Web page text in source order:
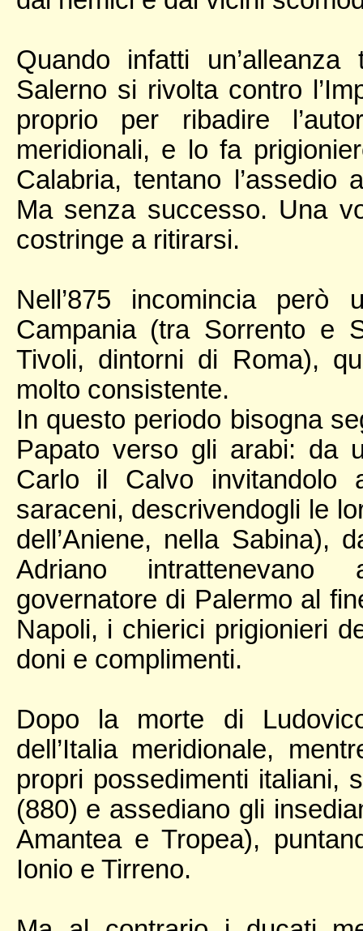
Quando infatti
Salerno si rivolta contro
proprio per ribadire
meridionali, e lo fa
Calabria, tentano
Ma senza successo. Una
costringe a ritirarsi.
Nell’875 incomincia
Campania (tra Sorrento e
Tivoli, dintorni di Roma),
molto consistente.
In questo periodo bisogna
Papato verso gli arabi: da
Carlo il Calvo invitandolo
saraceni, descrivendogli le
dell’Aniene, nella Sabina),
Adriano intrattenevano
governatore di Palermo al
Napoli, i chierici prigionieri
doni e complimenti.
Dopo la morte di
dell’Italia meridionale,
propri possedimenti italiani,
(880) e assediano gli
Amantea e Tropea),
Ionio e Tirreno.